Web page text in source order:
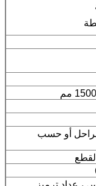
فولت 50 هرتز 3 مراحل أو حسب